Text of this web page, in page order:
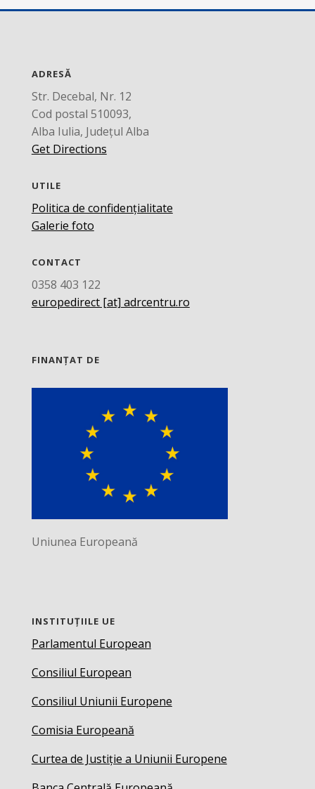
ADRESĂ
Str. Decebal, Nr. 12
Cod postal 510093,
Alba Iulia, Județul Alba
Get Directions
UTILE
Politica de confidențialitate
Galerie foto
CONTACT
0358 403 122
europedirect [at] adrcentru.ro
FINANȚAT DE
Uniunea Europeană
INSTITUȚIILE UE
Parlamentul European
Consiliul European
Consiliul Uniunii Europene
Comisia Europeană
Curtea de Justiție a Uniunii Europene